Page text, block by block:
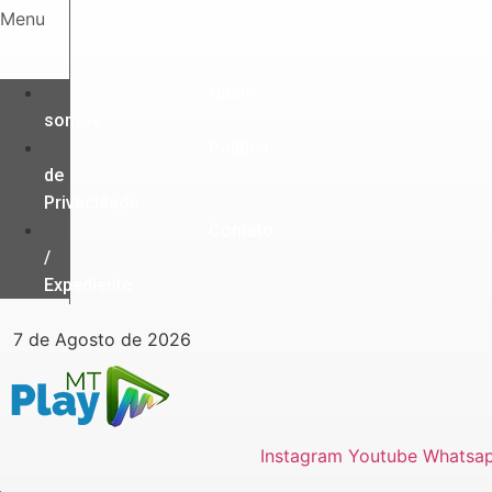
Ir
conteúdo
Menu
somos
de
Privacidade
/
Expediente
7 de Agosto de 2026
Instagram Youtube